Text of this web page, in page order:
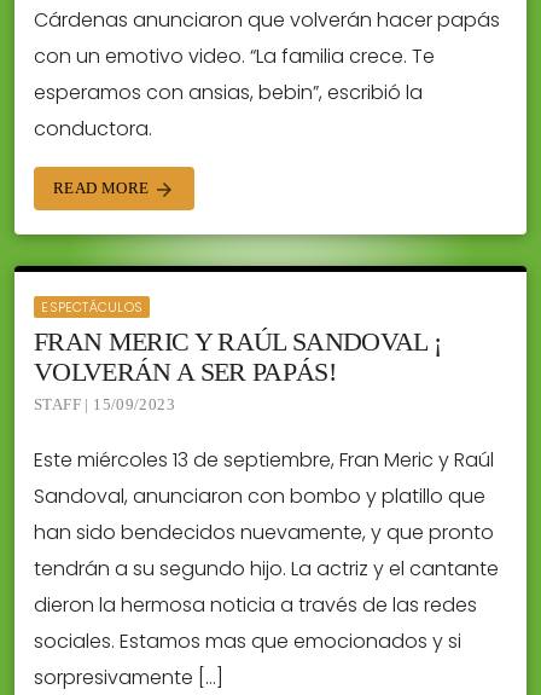
Cárdenas anunciaron que volverán hacer papás
con un emotivo video. “La familia crece. Te
esperamos con ansias, bebin”, escribió la
conductora.
READ MORE arrow_forward
ESPECTÁCULOS
FRAN MERIC Y RAÚL SANDOVAL ¡
VOLVERÁN A SER PAPÁS!
STAFF | 15/09/2023
Este miércoles 13 de septiembre, Fran Meric y Raúl
Sandoval, anunciaron con bombo y platillo que
han sido bendecidos nuevamente, y que pronto
tendrán a su segundo hijo. La actriz y el cantante
dieron la hermosa noticia a través de las redes
sociales. Estamos mas que emocionados y si
sorpresivamente […]